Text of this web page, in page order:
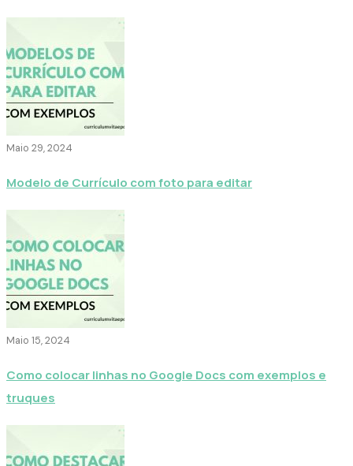
Maio 29, 2024
Modelo de Currículo com foto para editar
Maio 15, 2024
Como colocar linhas no Google Docs com exemplos e
truques